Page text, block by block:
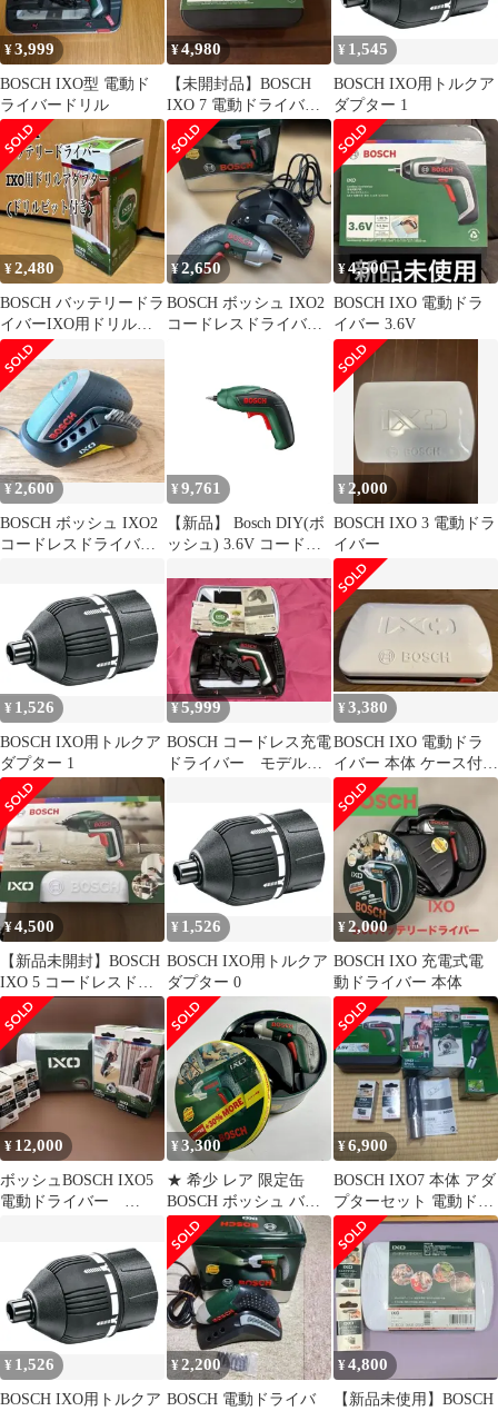
¥3,999
BOSCH IXO型 電動ド
ライバードリル
¥4,980
【未開封品】BOSCH
IXO 7 電動ドライバー
3.6V ボッシュ
¥ 1,545
BOSCH IXO用トルクア
ダプター 1
¥2,480
BOSCH バッテリードラ
イバーIXO用ドリルア
ダプター(ドリルビット
付き)
¥2,650
BOSCH ボッシュ IXO2
コードレスドライバー
¥4,500
BOSCH IXO 電動ドラ
イバー 3.6V
¥2,600
BOSCH ボッシュ IXO2
コードレスドライバー
¥ 9,761
【新品】 Bosch DIY(ボ
ッシュ) 3.6V コードレ
USB充電コード1個
(USB/ACアダプター無
し)、ビット5種計5本
(PH1・2・3, S4・6 各1
本付き) ESD3.6 グリー
ン 1
¥ 2,000
BOSCH IXO 3 電動ドラ
イバー
¥ 1,526
BOSCH IXO用トルクア
ダプター 1
¥5,999
BOSCH コードレス充電
ドライバー モデル
¥3,380
BOSCH IXO 電動ドラ
イバー 本体 ケース付＋
トルクアダプター
¥4,500
【新品未開封】BOSCH
IXO 5 コードレスドラ
イバー 本体
¥ 1,526
BOSCH IXO用トルクア
ダプター 0
¥2,000
BOSCH IXO 充電式電
動ドライバー 本体
¥ 12,000
ボッシュBOSCH IXO5
電動ドライバー
¥3,300
★ 希少 レア 限定缶
BOSCH ボッシュ バッ
テリードライバー IXO
バッテリー電圧
DC3.6V 容量1.3Ah 動作
確認済み 現状品
¥6,900
BOSCH IXO7 本体 アダ
プターセット 電動ドラ
イバー
¥ 1,526
BOSCH IXO用トルクア
¥2,200
BOSCH 電動ドライバ
¥4,800
【新品未使用】BOSCH